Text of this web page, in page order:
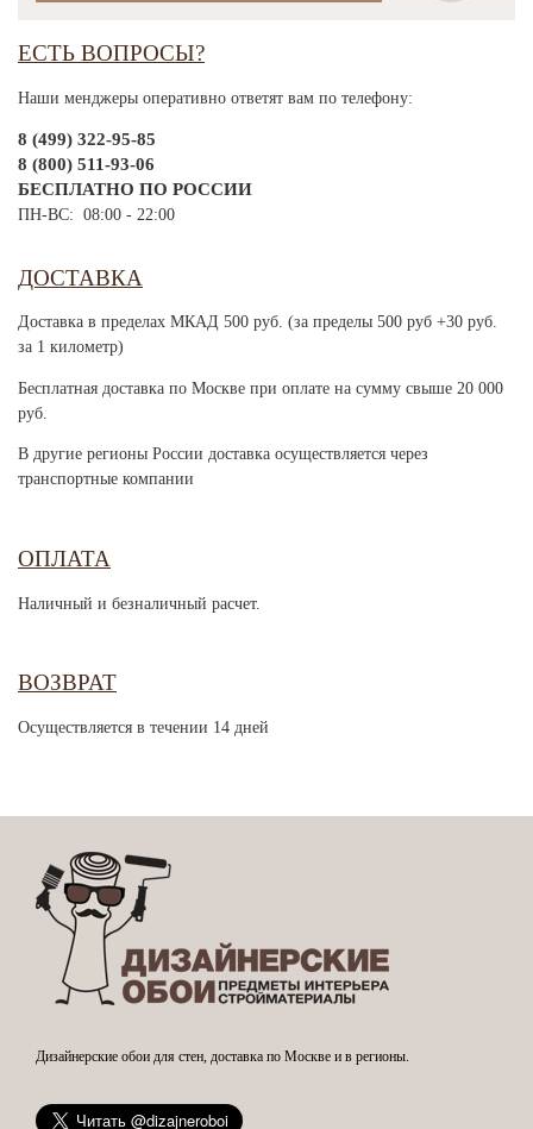
ЕСТЬ ВОПРОСЫ?
Наши менджеры оперативно ответят вам по телефону:
8 (499) 322-95-85
8 (800) 511-93-06
БЕСПЛАТНО ПО РОССИИ
ПН-ВС: 08:00 - 22:00
ДОСТАВКА
Доставка в пределах МКАД 500 руб. (за пределы 500 руб +30 руб.
за 1 километр)
Бесплатная доставка по Москве при оплате на сумму свыше 20 000
руб.
В другие регионы России доставка осуществляется через
транспортные компании
ОПЛАТА
Наличный и безналичный расчет.
ВОЗВРАТ
Осуществляется в течении 14 дней
Дизайнерские обои для стен, доставка по Москве и в регионы.